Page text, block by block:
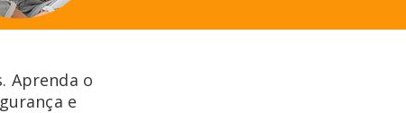
Aprenda o
e